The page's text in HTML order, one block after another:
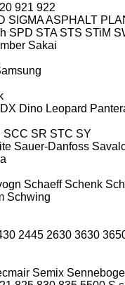
921 922
SIGMA ASPHALT
SPD STA STS STiM
Sakai
DX Dino Leopard
SCC SR STC SY
Sauer-Danfoss
Schaeff Schenk
Schwing
2445 2630 3630
Semix